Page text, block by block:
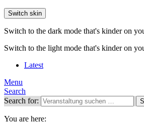
Switch skin
Switch to the dark mode that's kinder on
Switch to the light mode that's kinder on
Latest
Menu
Search
Search for:
You are here: